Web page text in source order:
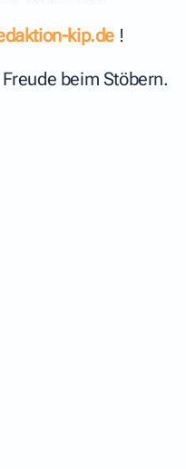
kip.de !
beim Stöbern.